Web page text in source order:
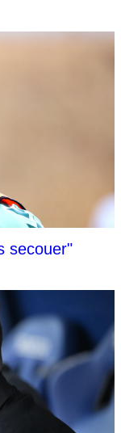
secouer"